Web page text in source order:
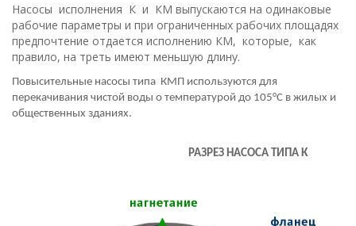
Насосы исполнения К и КM выпускаются на одинаковые
рабочие параметры и при ограниченных рабочих площадях
предпочтение отдается исполнению КМ, которые, как
правило, на треть имеют меньшую длину.
Повысительные насосы типа КМП используются для
перекачивания чистой воды о температурой до 105°С в жилых и
общественных зданиях.
РАЗРЕЗ НАСОСА ТИПА К